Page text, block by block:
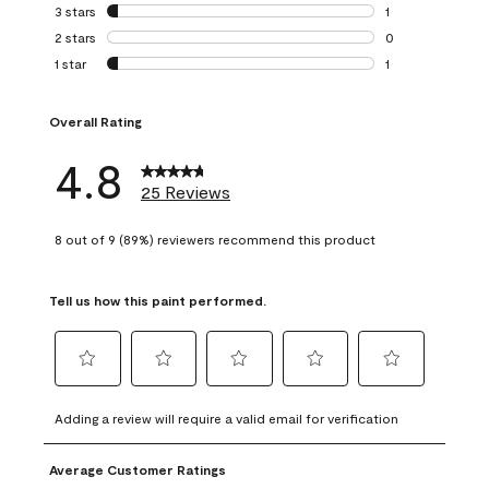
0 reviews with 4
3 stars stars
1
1 review with 3
2 stars stars
0
0 reviews with 2
1 star stars
1
Overall Rating
4.8 25 Reviews
8 out of 9 (89%) reviewers recommend this product
Tell us how this paint performed.
to
rate
the
item
to
rate
the
to
rate
the
item
to
rate
to
rate
Adding a review will require a valid email for verification
Average Customer Ratings